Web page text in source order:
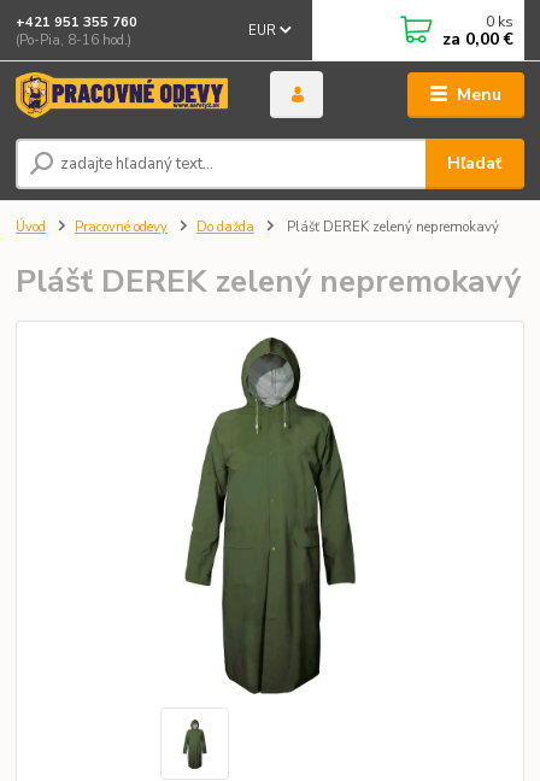
Menu
EUR
Hľadať
+421 951 355 760
(Po-Pia, 8-16 hod.)
0 ks
za 0,00 €
Úvod Pracovné odevy Do dažda Plášť DEREK zelený nepremokavý
Plášť DEREK zelený nepremokavý